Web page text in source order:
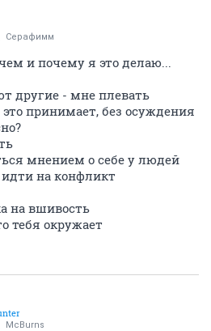
Серафимм
и почему я это делаю...
другие - мне плевать
принимает, без осуждения
мнением о себе у людей
на конфликт
на вшивость
тебя окружает
McBurns